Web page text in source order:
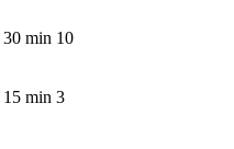
30 min 10
15 min 3